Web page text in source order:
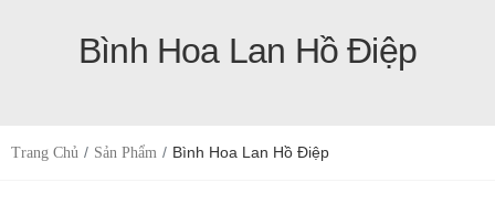
Bình Hoa Lan Hồ Điệp
Trang Chủ Sản Phẩm Bình Hoa Lan Hồ Điệp